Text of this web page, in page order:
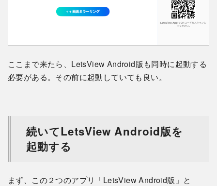
ここまで来たら、LetsView Android版も同時に起動する
必要がある。その前に起動していても良い。
続いてLetsView Android版を
起動する
まず、この２つのアプリ「LetsView Android版」と